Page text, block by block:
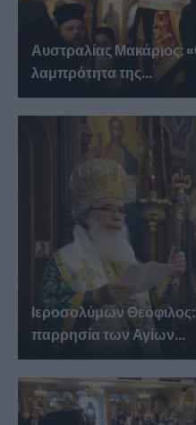
Αυστραλίας Μακάριος:
λαμπρότητα της...
Ιεροσολύμων
παρρησία των Αγίων...